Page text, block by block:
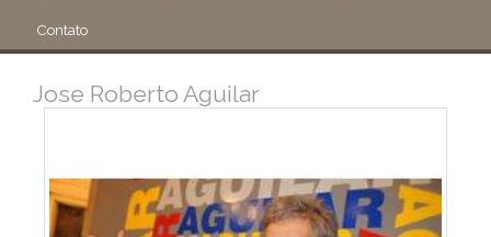
Contato
Jose Roberto Aguilar